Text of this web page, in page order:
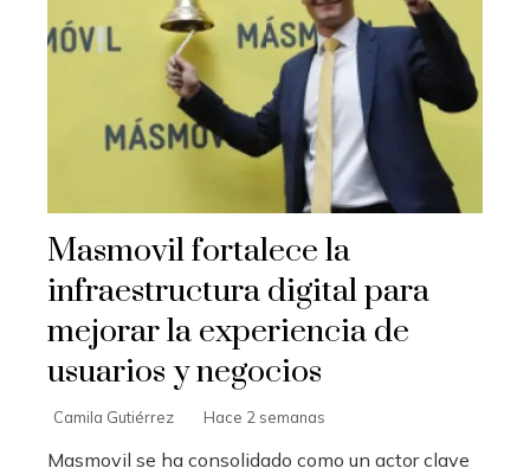
Masmovil fortalece la
infraestructura digital para
mejorar la experiencia de
usuarios y negocios
Camila Gutiérrez Hace 2 semanas
Masmovil se ha consolidado como un actor clave